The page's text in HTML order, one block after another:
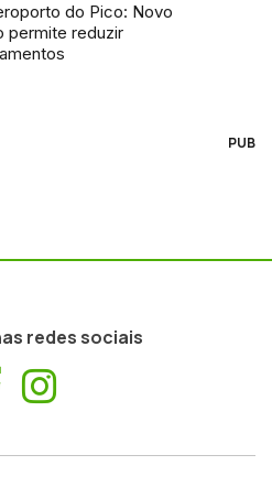
do Pico: Novo
permite reduzir
PUB
redes sociais
Facebook